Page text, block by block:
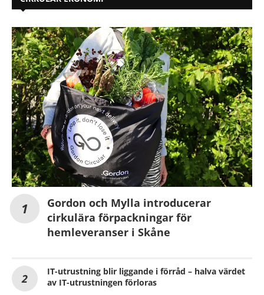
Gordon och Mylla introducerar
cirkulära förpackningar för
hemleveranser i Skåne
IT-utrustning blir liggande i förråd – halva värdet
av IT-utrustningen förloras